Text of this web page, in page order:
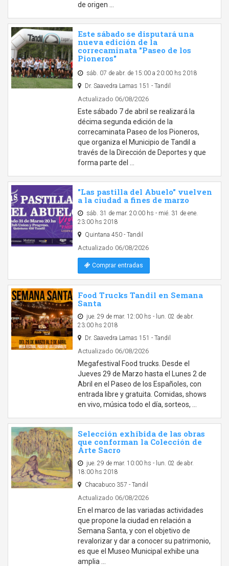
de origen …
Este sábado se disputará una
nueva edición de la
correcaminata "Paseo de los
Pioneros"
sáb. 07 de abr. de 15:00 a 20:00 hs 2018
Dr. Saavedra Lamas 151 - Tandil
Actualizado 06/08/2026
Este sábado 7 de abril se realizará la
décima segunda edición de la
correcaminata Paseo de los Pioneros,
que organiza el Municipio de Tandil a
través de la Dirección de Deportes y que
forma parte del …
"Las pastilla del Abuelo" vuelven
a la ciudad a fines de marzo
sáb. 31 de mar. 20:00 hs - mié. 31 de ene.
23:00 hs 2018
Quintana 450 - Tandil
Actualizado 06/08/2026
Comprar entradas
Food Trucks Tandil en Semana
Santa
jue. 29 de mar. 12:00 hs - lun. 02 de abr.
23:00 hs 2018
Dr. Saavedra Lamas 151 - Tandil
Actualizado 06/08/2026
Megafestival Food trucks. Desde el
Jueves 29 de Marzo hasta el Lunes 2 de
Abril en el Paseo de los Españoles, con
entrada libre y gratuita. Comidas, shows
en vivo, música todo el día, sorteos, …
Selección exhibida de las obras
que conforman la Colección de
Arte Sacro
jue. 29 de mar. 10:00 hs - lun. 02 de abr.
18:00 hs 2018
Chacabuco 357 - Tandil
Actualizado 06/08/2026
En el marco de las variadas actividades
que propone la ciudad en relación a
Semana Santa, y con el objetivo de
revalorizar y dar a conocer su patrimonio,
es que el Museo Municipal exhibe una
amplia …